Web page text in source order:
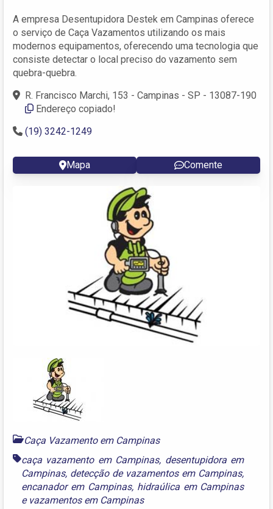
A empresa Desentupidora Destek em Campinas oferece
o serviço de Caça Vazamentos utilizando os mais
modernos equipamentos, oferecendo uma tecnologia que
consiste detectar o local preciso do vazamento sem
quebra-quebra.
R. Francisco Marchi, 153 - Campinas - SP - 13087-190
Endereço copiado!
(19) 3242-1249
Mapa Comente
Caça Vazamento em Campinas
caça vazamento em Campinas, desentupidora em
Campinas, detecção de vazamentos em Campinas,
encanador em Campinas, hidraúlica em Campinas
e vazamentos em Campinas